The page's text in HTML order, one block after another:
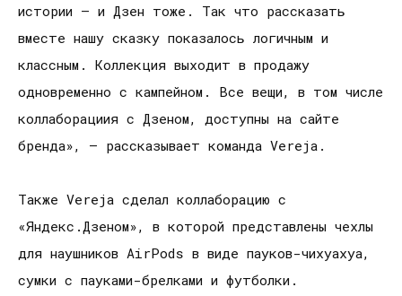
истории — и Дзен тоже. Так что рассказать
вместе нашу сказку показалось логичным и
классным. Коллекция выходит в продажу
одновременно с кампейном. Все вещи, в том числе
коллаборациия с Дзеном, доступны на сайте
бренда», — рассказывает команда Vereja.
Также Vereja сделал коллаборацию с
«Яндекс.Дзеном», в которой представлены чехлы
для наушников AirPods в виде пауков-чихуахуа,
сумки с пауками-брелками и футболки.